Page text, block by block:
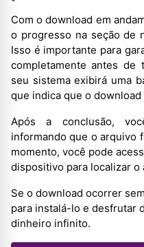
Com o download em
o progresso na seção de
Isso é importante para
completamente antes de
seu sistema exibirá uma
que indica que o download
Após a conclusão,
informando que o arquivo
momento, você pode
dispositivo para localizar o
Se o download ocorrer
para instalá-lo e desfrutar
dinheiro infinito.